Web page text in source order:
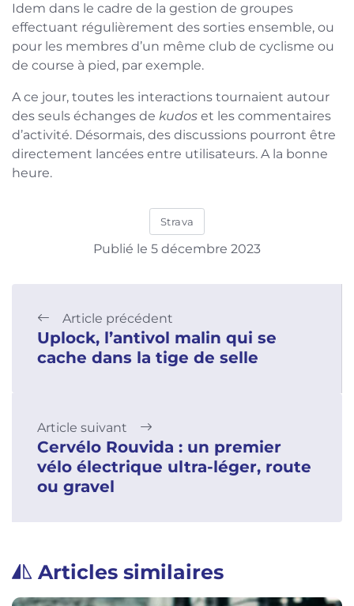
Idem dans le cadre de la gestion de groupes
effectuant régulièrement des sorties ensemble, ou
pour les membres d’un même club de cyclisme ou
de course à pied, par exemple.
A ce jour, toutes les interactions tournaient autour
des seuls échanges de kudos et les commentaires
d’activité. Désormais, des discussions pourront être
directement lancées entre utilisateurs. A la bonne
heure.
Strava
Publié le 5 décembre 2023
Article précédent
Uplock, l’antivol malin qui se
cache dans la tige de selle
Article suivant
Cervélo Rouvida : un premier
vélo électrique ultra-léger, route
ou gravel
Articles similaires